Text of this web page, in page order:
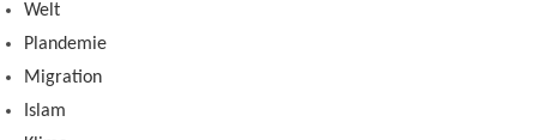
Welt
Plandemie
Migration
Islam